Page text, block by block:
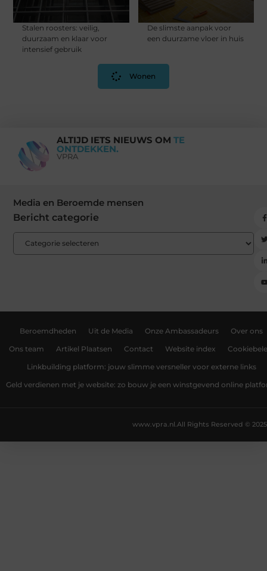
Stalen roosters: veilig,
duurzaam en klaar voor
intensief gebruik
De slimste aanpak voor
een duurzame vloer in huis
Wonen
ALTIJD IETS NIEUWS OM TE
ONTDEKKEN.
VPRA
Media en Beroemde mensen
Bericht categorie
Beroemdheden Uit de Media Onze Ambassadeurs Over ons
Ons team Artikel Plaatsen Contact Website index
Linkbuilding platform: jouw slimme versneller voor externe links
Geld verdienen met je website: zo bouw je een winstgevend online
All Rights Reserved © 2025
www.vpra.nl.